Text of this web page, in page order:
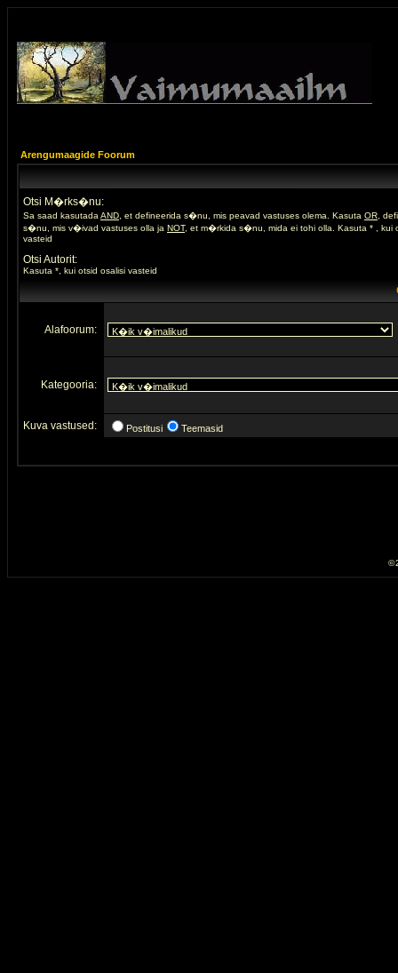
Arengumaagide Foorum
Otsi M�rks�nu:
Sa saad kasutada AND , et defineerida s�nu, mis peavad vastuses olema. Kasuta OR ,
s�nu, mis v�ivad vastuses olla ja NOT, et m�rkida s�nu, mida ei tohi olla. Kasuta * , kui
vasteid
Otsi Autorit:
Kasuta *, kui otsid osalisi vasteid
Alafoorum:
Kategooria:
Kuva vastused: Postitusi Teemasid
©